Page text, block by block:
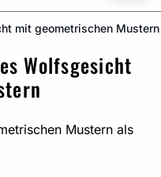
mit geometrischen Mustern
Wolfsgesicht
Mustern als